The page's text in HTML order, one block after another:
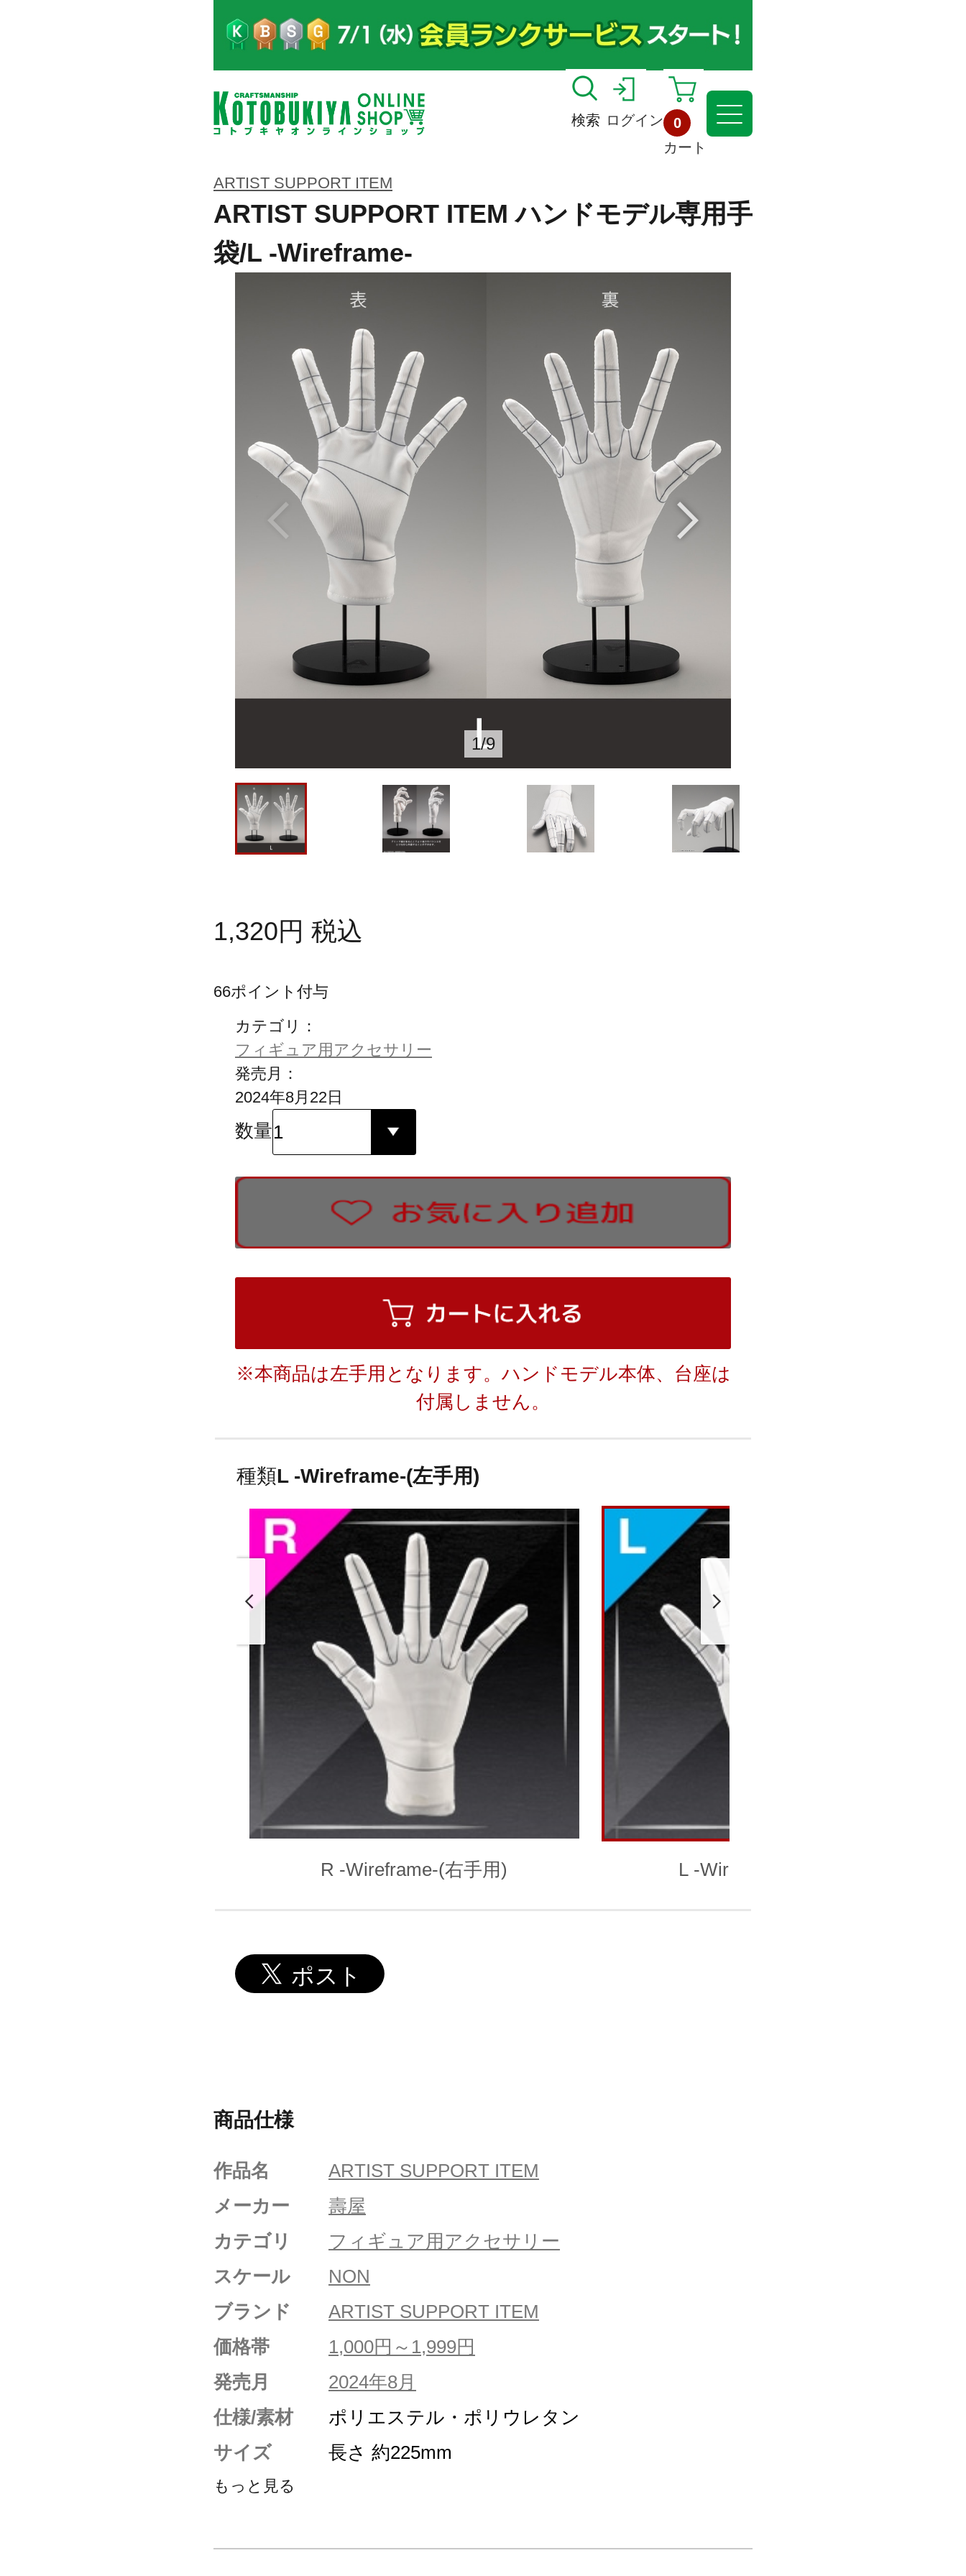
検索 ログイン
0
カート
ARTIST SUPPORT ITEM
ARTIST SUPPORT ITEM ハンドモデル専用手
袋/L -Wireframe-
1/9
1,320円 税込
66ポイント付与
カテゴリ：
フィギュア用アクセサリー
発売月：
2024年8月22日
数量
※本商品は左手用となります。ハンドモデル本体、台座は
付属しません。
種類L -Wireframe-(左手用)
R -Wireframe-(右手用) L -Wireframe-(左手用)
商品仕様
作品名
ARTIST SUPPORT ITEM
メーカー
壽屋
カテゴリ
フィギュア用アクセサリー
スケール
NON
ブランド
ARTIST SUPPORT ITEM
価格帯
1,000円～1,999円
発売月
2024年8月
仕様/素材
ポリエステル・ポリウレタン
サイズ
長さ 約225mm
もっと見る